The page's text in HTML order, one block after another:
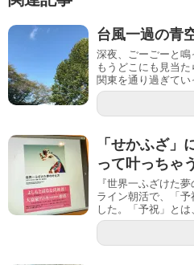
台風一過の青
深夜、ごーごーと鳴
もうどこにも見当
関東を通り過ぎて
「せかふざ」
って叶っちゃ
『世界一ふざけた
ライン朝活で、「
した。「予祝」と